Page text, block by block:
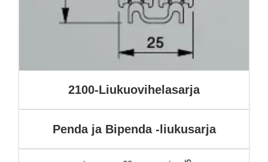
2100-Liukuovihelasarja
Penda ja Bipenda -liukusarja